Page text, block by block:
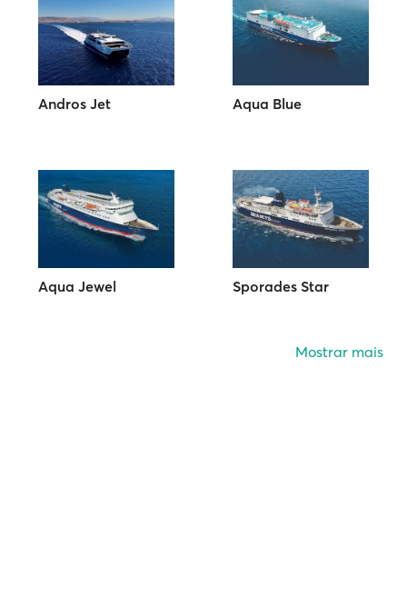
Andros Jet Aqua Blue
Aqua Jewel Sporades Star
Mostrar mais